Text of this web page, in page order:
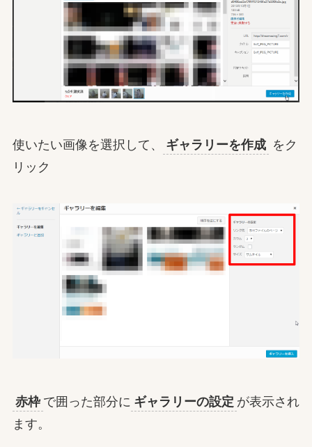
使いたい画像を選択して、 ギャラリーを作成 をク
リック
赤枠 で囲った部分に ギャラリーの設定 が表示され
ます。